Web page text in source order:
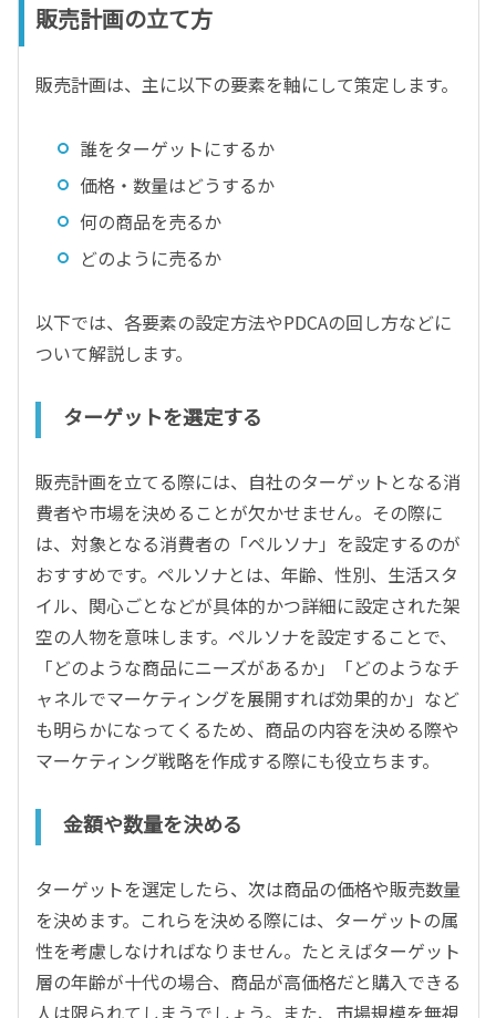
販売計画の立て方
販売計画は、主に以下の要素を軸にして策定します。
誰をターゲットにするか
価格・数量はどうするか
何の商品を売るか
どのように売るか
以下では、各要素の設定方法やPDCAの回し方などに
ついて解説します。
ターゲットを選定する
販売計画を立てる際には、自社のターゲットとなる消
費者や市場を決めることが欠かせません。その際に
は、対象となる消費者の「ペルソナ」を設定するのが
おすすめです。ペルソナとは、年齢、性別、生活スタ
イル、関心ごとなどが具体的かつ詳細に設定された架
空の人物を意味します。ペルソナを設定することで、
「どのような商品にニーズがあるか」「どのようなチ
ャネルでマーケティングを展開すれば効果的か」など
も明らかになってくるため、商品の内容を決める際や
マーケティング戦略を作成する際にも役立ちます。
金額や数量を決める
ターゲットを選定したら、次は商品の価格や販売数量
を決めます。これらを決める際には、ターゲットの属
性を考慮しなければなりません。たとえばターゲット
層の年齢が十代の場合、商品が高価格だと購入できる
人は限られてしまうでしょう。また、市場規模を無視